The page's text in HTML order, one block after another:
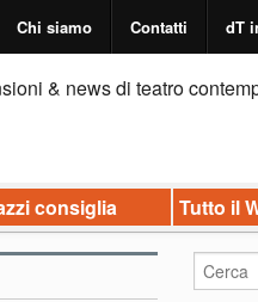
Chi siamo Contatti dT
& news di teatro
consiglia Tutto il